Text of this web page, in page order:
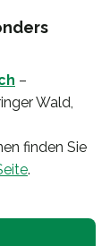
–
Wald,
finden Sie
.